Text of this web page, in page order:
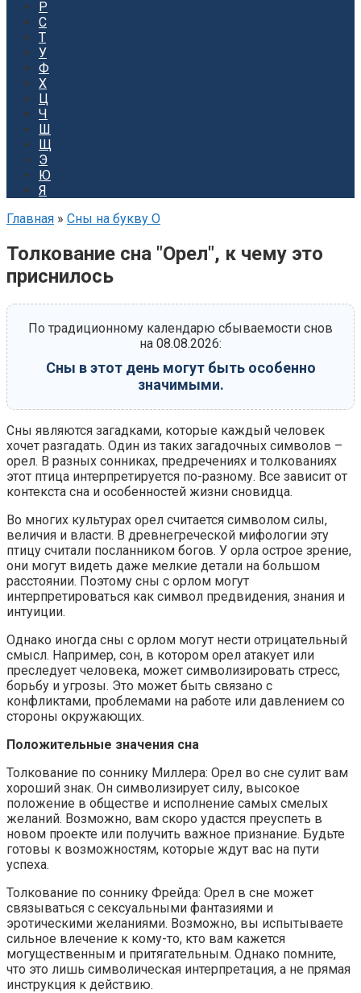
Р
С
Т
У
Ф
Х
Ц
Ч
Ш
Щ
Э
Ю
Я
Главная » Сны на букву О
Толкование сна "Орел", к чему это
приснилось
По традиционному календарю сбываемости снов
на 08.08.2026:
Сны в этот день могут быть особенно
значимыми.
Сны являются загадками, которые каждый человек
хочет разгадать. Один из таких загадочных символов –
орел. В разных сонниках, предречениях и толкованиях
этот птица интерпретируется по-разному. Все зависит от
контекста сна и особенностей жизни сновидца.
Во многих культурах орел считается символом силы,
величия и власти. В древнегреческой мифологии эту
птицу считали посланником богов. У орла острое зрение,
они могут видеть даже мелкие детали на большом
расстоянии. Поэтому сны с орлом могут
интерпретироваться как символ предвидения, знания и
интуиции.
Однако иногда сны с орлом могут нести отрицательный
смысл. Например, сон, в котором орел атакует или
преследует человека, может символизировать стресс,
борьбу и угрозы. Это может быть связано с
конфликтами, проблемами на работе или давлением со
стороны окружающих.
Положительные значения сна
Толкование по соннику Миллера: Орел во сне сулит вам
хороший знак. Он символизирует силу, высокое
положение в обществе и исполнение самых смелых
желаний. Возможно, вам скоро удастся преуспеть в
новом проекте или получить важное признание. Будьте
готовы к возможностям, которые ждут вас на пути
успеха.
Толкование по соннику Фрейда: Орел в сне может
связываться с сексуальными фантазиями и
эротическими желаниями. Возможно, вы испытываете
сильное влечение к кому-то, кто вам кажется
могущественным и притягательным. Однако помните,
что это лишь символическая интерпретация, а не прямая
инструкция к действию.